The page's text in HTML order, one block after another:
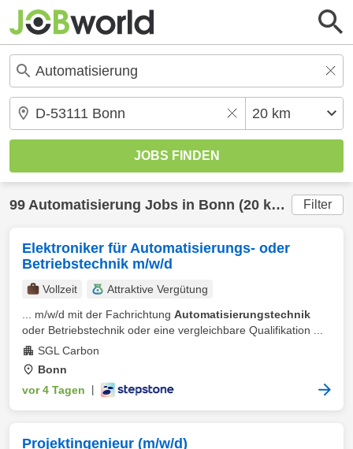
99 Automatisierung Jobs in Bonn (20 km) gefunden Filter
Elektroniker für Automatisierungs- oder
Betriebstechnik m/w/d
Vollzeit
Attraktive Vergütung
... m/w/d mit der Fachrichtung Automatisierungstechnik
oder Betriebstechnik oder eine vergleichbare Qualifikation ...
SGL Carbon
Bonn
vor 4 Tagen
Projektingenieur (m/w/d)